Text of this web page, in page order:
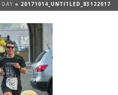
» 20171014_UNTITLED_83122017